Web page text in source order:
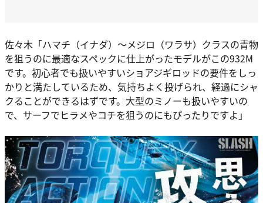
佐々木 「ハマチ（イナダ）～メジロ（ワラサ）クラスの青物
を狙うのに最適なスペックに仕上がったモデルがこの932M
です。初心者でも扱いやすいショアジギロッドの要件をしっ
かりと満たしているため、気持ちよく投げられ、経過にシャ
クることができるはずです。大型のミノーも扱いやすいの
で、サーフでヒラメやコチを狙うのにもぴったりですよ」